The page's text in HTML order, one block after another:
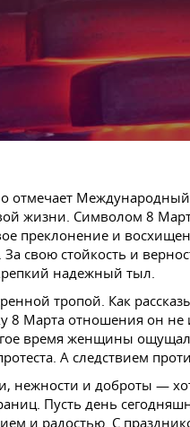
отмечает
жизни. Символом 8
преклонение и
За свою стойкость и
надежный тыл.
тропой. Как
Марта отношения он не
время женщины
А следствием
и доброты —
Пусть день
и радостью. С